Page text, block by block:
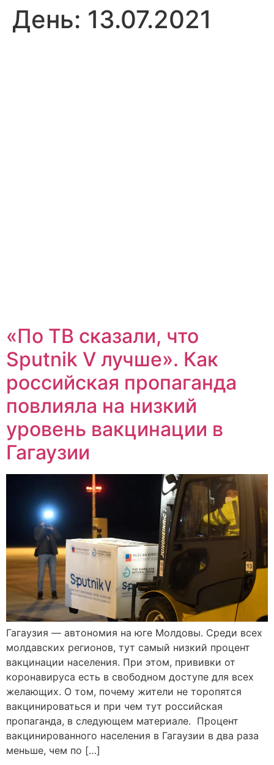
День: 13.07.2021
«По ТВ сказали, что
Sputnik V лучше». Как
российская пропаганда
повлияла на низкий
уровень вакцинации в
Гагаузии
Гагаузия — автономия на юге Молдовы. Среди всех
молдавских регионов, тут самый низкий процент
вакцинации населения. При этом, прививки от
коронавируса есть в свободном доступе для всех
желающих. О том, почему жители не торопятся
вакцинироваться и при чем тут российская
пропаганда, в следующем материале. Процент
вакцинированного населения в Гагаузии в два раза
меньше, чем по […]